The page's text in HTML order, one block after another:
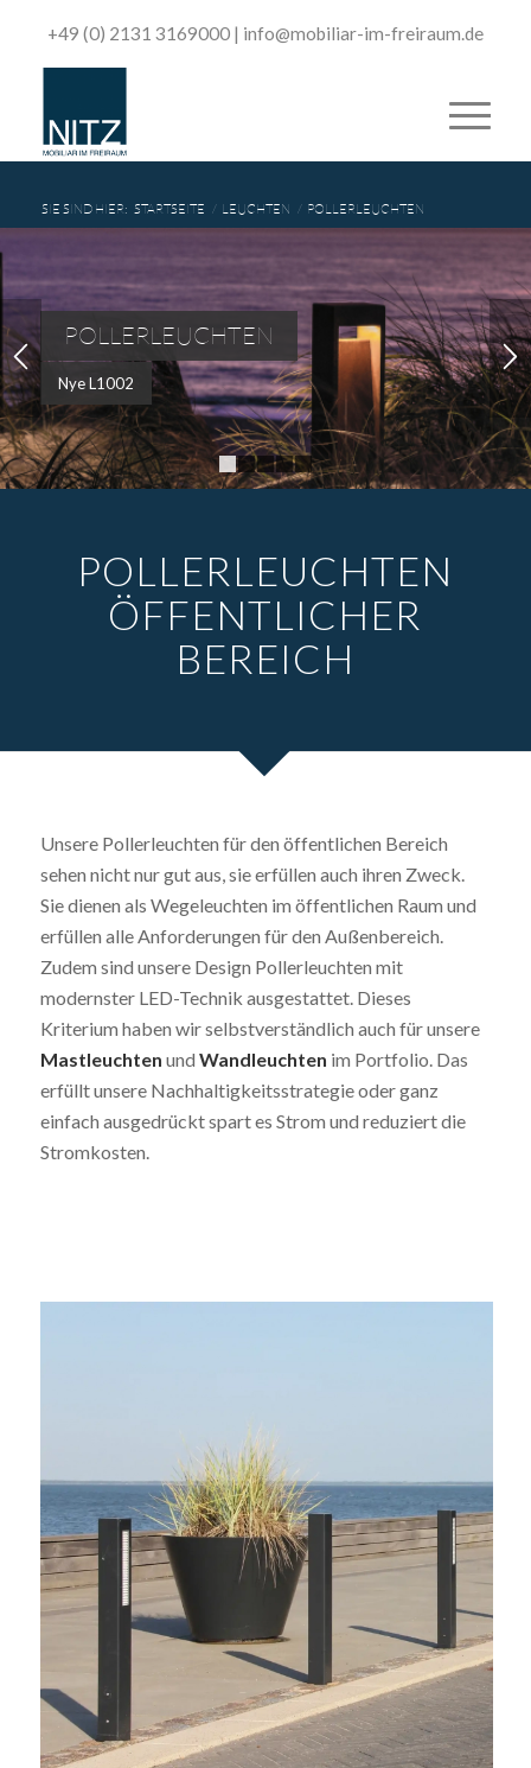
+49 (0) 2131 3169000| ­info@mobiliar-im-freiraum.de
SIE SIND HIER: STARTSEITE / LEUCHTEN / POLLERLEUCHTEN
POLLERLEUCHTEN
Nye L1002
1 2 3 4 5
POLLERLEUCHTEN
ÖFFENTLICHER
BEREICH
Unsere Pollerleuchten für den öffentlichen Bereich
sehen nicht nur gut aus, sie erfüllen auch ihren Zweck.
Sie dienen als Wegeleuchten im öffentlichen Raum und
erfüllen alle Anforderungen für den Außenbereich.
Zudem sind unsere Design Pollerleuchten mit
modernster LED-Technik ausgestattet. Dieses
Kriterium haben wir selbstverständlich auch für unsere
Mastleuchten und Wandleuchten im Portfolio. Das
erfüllt unsere Nachhaltigkeitsstrategie oder ganz
einfach ausgedrückt spart es Strom und reduziert die
Stromkosten.